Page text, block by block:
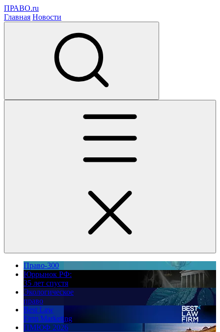
ПРАВО.ru
Главная Новости
Право-300
Юррынок РФ:
35 лет спустя
Экологическое
право
Best Law
Firm Marketing
ПМЮФ 2026